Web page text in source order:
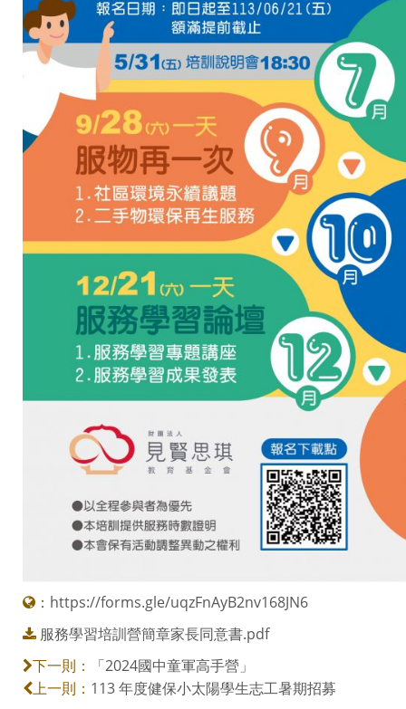
： https://forms.gle/uqzFnAyB2nv168JN6
服務學習培訓營簡章家長同意書.pdf
下一則： 「2024國中童軍高手營」
上一則： 113 年度健保小太陽學生志工暑期招募